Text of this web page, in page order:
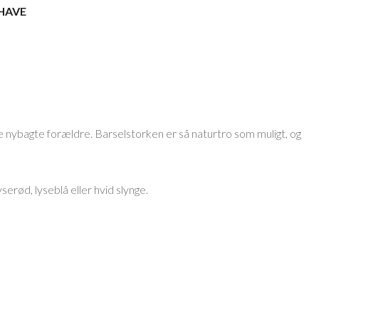
forældre. Barselstorken er så naturtro som muligt, og
lyseblå eller hvid slynge.